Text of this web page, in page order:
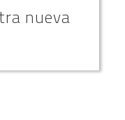
nueva